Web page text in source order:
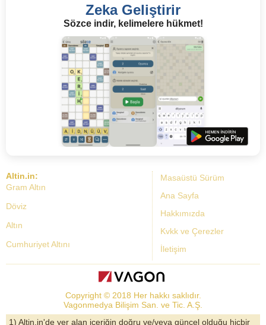
Zeka Geliştirir
Sözce indir, kelimelere hükmet!
Masaüstü Sürüm
Ana Sayfa
Hakkımızda
Kvkk ve Çerezler
İletişim
Altin.in:
Gram Altın
Döviz
Altın
Cumhuriyet Altını
Dolar Kuru
Altın Yorumları
Copyright © 2018 Her hakkı saklıdır.
Vagonmedya Bilişim San. ve Tic. A.Ş.
1) Altin.in'de yer alan içeriğin doğru ve/veya güncel olduğu hiçbir